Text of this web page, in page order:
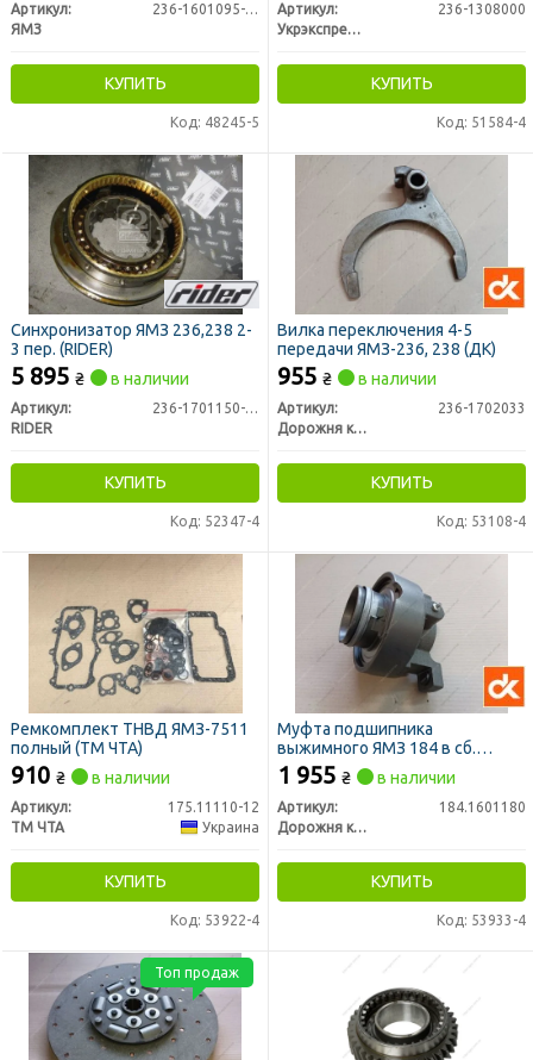
Артикул:
236-1601095-Б2
ЯМЗ
КУПИТЬ
Код: 48245-5
Артикул:
236-1308000
Укрэкспресс Сервис
КУПИТЬ
Код: 51584-4
Синхронизатор ЯМЗ 236,238 2-
3 пер. (RIDER)
5 895 ₴ в наличии
Артикул:
236-1701150-Б2
RIDER
КУПИТЬ
Код: 52347-4
Вилка переключения 4-5
передачи ЯМЗ-236, 238 (ДК)
955 ₴ в наличии
Артикул:
236-1702033
Дорожня карта
КУПИТЬ
Код: 53108-4
Ремкомплект ТНВД ЯМЗ-7511
полный (ТМ ЧТА)
910 ₴ в наличии
Артикул:
175.11110-12
ТМ ЧТА
Украина
КУПИТЬ
Код: 53922-4
Муфта подшипника
выжимного ЯМЗ 184 в сб.
(D=60мм) (ДК)
1 955 ₴ в наличии
Артикул:
184.1601180
Дорожня карта
КУПИТЬ
Код: 53933-4
Топ продаж